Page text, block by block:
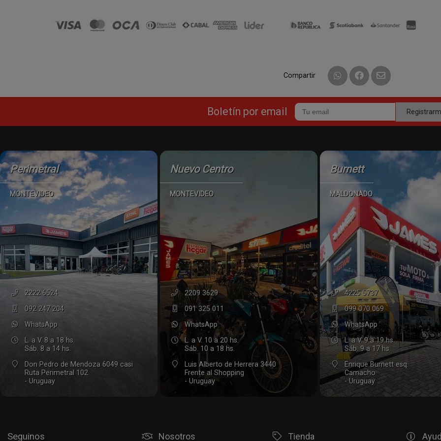
Compartir
Boletín por email
Perimetral
MONTEVIDEO
2222 6524
092 247 204
WhatsApp
L. a V. 8 a 18 hs.
Sáb. 8 a 14 hs.
Don Pedro de Mendoza 6049 casi
Ruta Perimetral 102
- Uruguay
Nuevo Centro
MONTEVIDEO
2209 3629
091 325 011
WhatsApp
L. a V. 10 a 20 hs.
Sáb. 10 a 18 hs.
Luis Alberto de Herrera 3440
Frente al Shopping
- Uruguay
Burnett
MALDONADO
4225 5737
099 070 069
WhatsApp
L. a V. 9 a 19 hs.
Sáb. 9 a 17 hs.
Enrique Burnett esq.
Camacho
- Uruguay
Seguinos Nosotros Tienda